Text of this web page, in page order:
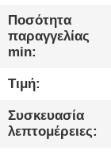
ΜΑΣ
ΕΛΆΤΕ
ΣΕ
ΕΠΑΦΉ
ΜΕ
Ποσότητα
παραγγελίας
min:
Τιμή:
Συσκευασία
λεπτομέρειες: